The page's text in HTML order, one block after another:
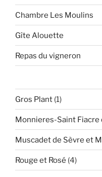
Chambre Les Moulins
Gîte Alouette
Repas du vigneron
Gros Plant 11
produit
Monnieres-Saint Fiacre
Muscadet de Sèvre et
Rouge et Rosé 44